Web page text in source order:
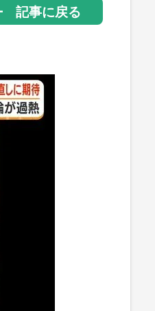
記事に戻る